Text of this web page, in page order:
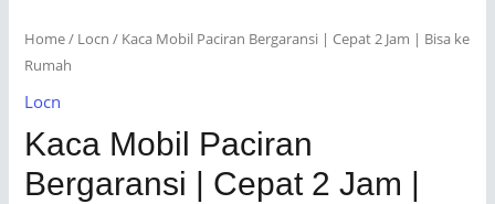
Home/ Locn / Kaca Mobil Paciran Bergaransi | Cepat 2 Jam | Bisa ke
Rumah
Locn
Kaca Mobil Paciran
Bergaransi | Cepat 2 Jam |